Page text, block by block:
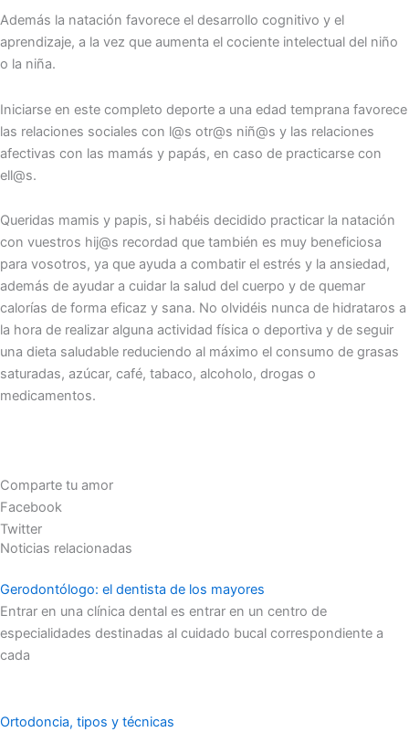
Además la natación favorece el desarrollo cognitivo y el
aprendizaje, a la vez que aumenta el cociente intelectual del niño
o la niña.
Iniciarse en este completo deporte a una edad temprana favorece
las relaciones sociales con l@s otr@s niñ@s y las relaciones
afectivas con las mamás y papás, en caso de practicarse con
ell@s.
Queridas mamis y papis, si habéis decidido practicar la natación
con vuestros hij@s recordad que también es muy beneficiosa
para vosotros, ya que ayuda a combatir el estrés y la ansiedad,
además de ayudar a cuidar la salud del cuerpo y de quemar
calorías de forma eficaz y sana. No olvidéis nunca de hidrataros a
la hora de realizar alguna actividad física o deportiva y de seguir
una dieta saludable reduciendo al máximo el consumo de grasas
saturadas, azúcar, café, tabaco, alcoholo, drogas o
medicamentos.
Comparte tu amor
Facebook
Twitter
Noticias relacionadas
Gerodontólogo: el dentista de los mayores
Entrar en una clínica dental es entrar en un centro de
especialidades destinadas al cuidado bucal correspondiente a
cada
Ortodoncia, tipos y técnicas